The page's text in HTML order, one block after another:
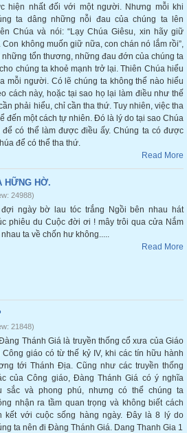
hiện nhất đối với một người. Nhưng mỗi khi
ta dâng những nỗi đau của chúng ta lên
Chúa và nói: “Lạy Chúa Giêsu, xin hãy giữ
Con không muốn giữ nữa, con chán nó lắm rồi”,
tổn thương, những đau đớn của chúng ta
chúng ta khoẻ mạnh trở lại. Thiên Chúa hiểu
mỗi người. Có lẽ chúng ta không thể nào hiểu
cách này, hoặc tại sao họ lại làm điều như thế
phải hiểu, chỉ cần tha thứ. Tuy nhiên, việc tha
đến một cách tự nhiên. Đó là lý do tại sao Chúa
có thể làm được điều ấy. Chúng ta có được
để có thể tha thứ.
Read More
HỮNG HỜ.
24988)
đợi ngày bờ lau tóc trắng Ngồi bên nhau hát
phiêu du Cuộc đời ơi ! mây trôi qua cửa Nắm
nhau ta về chốn hư không.....
Read More
21848)
Thánh Giá là truyền thống cổ xưa của Giáo
Công giáo có từ thế kỷ IV, khi các tín hữu hành
tới Thánh Địa. Cũng như các truyền thống
của Công giáo, Đàng Thánh Giá có ý nghĩa
sắc và phong phú, nhưng có thể chúng ta
nhận ra tầm quan trọng và không biết cách
kết với cuộc sống hàng ngày. Đây là 8 lý do
ta nên đi Đàng Thánh Giá. Dang Thanh Gia 1